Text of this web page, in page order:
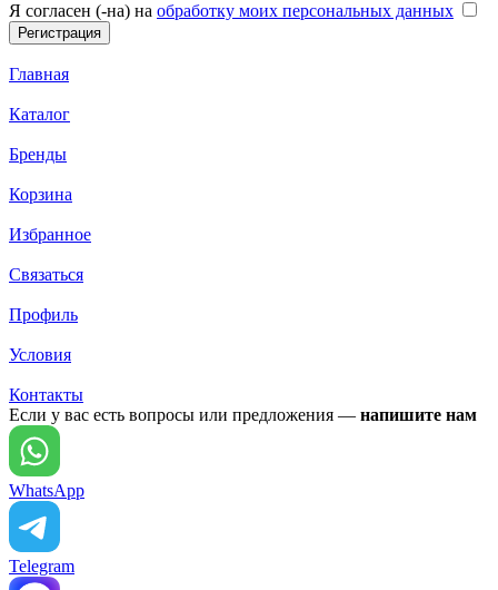
Я согласен (-на) на обработку моих персональных данных
Главная
Каталог
Бренды
Корзина
Избранное
Связаться
Профиль
Условия
Контакты
Если у вас есть вопросы или предложения — напишите нам
WhatsApp
Telegram